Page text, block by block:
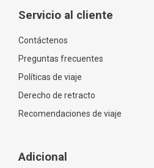
Servicio al cliente
Contáctenos
Preguntas frecuentes
Políticas de viaje
Derecho de retracto
Recomendaciones de viaje
Adicional